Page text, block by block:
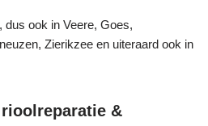
dus ook in Veere, Goes,
Zierikzee en uiteraard ook in
&